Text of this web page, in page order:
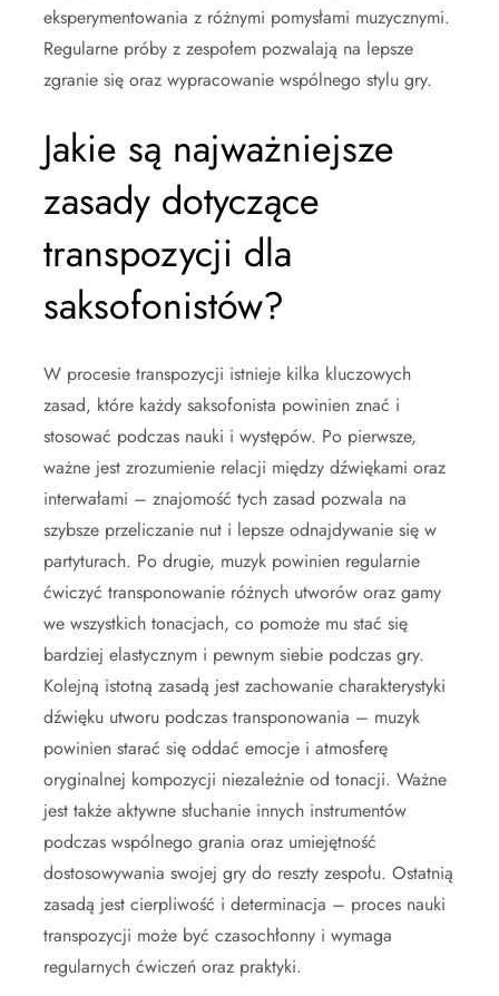
eksperymentowania z różnymi pomysłami muzycznymi.
Regularne próby z zespołem pozwalają na lepsze
zgranie się oraz wypracowanie wspólnego stylu gry.
Jakie są najważniejsze
zasady dotyczące
transpozycji dla
saksofonistów?
W procesie transpozycji istnieje kilka kluczowych
zasad, które każdy saksofonista powinien znać i
stosować podczas nauki i występów. Po pierwsze,
ważne jest zrozumienie relacji między dźwiękami oraz
interwałami – znajomość tych zasad pozwala na
szybsze przeliczanie nut i lepsze odnajdywanie się w
partyturach. Po drugie, muzyk powinien regularnie
ćwiczyć transponowanie różnych utworów oraz gamy
we wszystkich tonacjach, co pomoże mu stać się
bardziej elastycznym i pewnym siebie podczas gry.
Kolejną istotną zasadą jest zachowanie charakterystyki
dźwięku utworu podczas transponowania – muzyk
powinien starać się oddać emocje i atmosferę
oryginalnej kompozycji niezależnie od tonacji. Ważne
jest także aktywne słuchanie innych instrumentów
podczas wspólnego grania oraz umiejętność
dostosowywania swojej gry do reszty zespołu. Ostatnią
zasadą jest cierpliwość i determinacja – proces nauki
transpozycji może być czasochłonny i wymaga
regularnych ćwiczeń oraz praktyki.